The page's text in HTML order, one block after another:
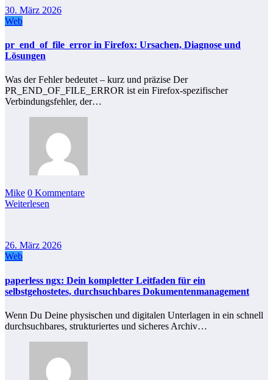
30. März 2026
Web
pr_end_of_file_error in Firefox: Ursachen, Diagnose und
Lösungen
Was der Fehler bedeutet – kurz und präzise Der
PR_END_OF_FILE_ERROR ist ein Firefox-spezifischer
Verbindungsfehler, der…
Mike 0 Kommentare
Weiterlesen
26. März 2026
Web
paperless ngx: Dein kompletter Leitfaden für ein
selbstgehostetes, durchsuchbares Dokumentenmanagement
Wenn Du Deine physischen und digitalen Unterlagen in ein schnell
durchsuchbares, strukturiertes und sicheres Archiv…